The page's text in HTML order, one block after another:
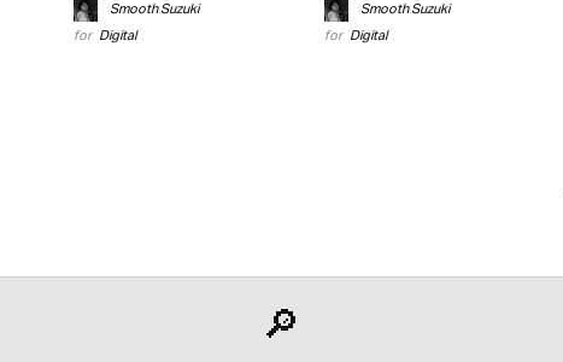
Smooth Suzuki
for Digital
Smooth Suzuki
for Digital